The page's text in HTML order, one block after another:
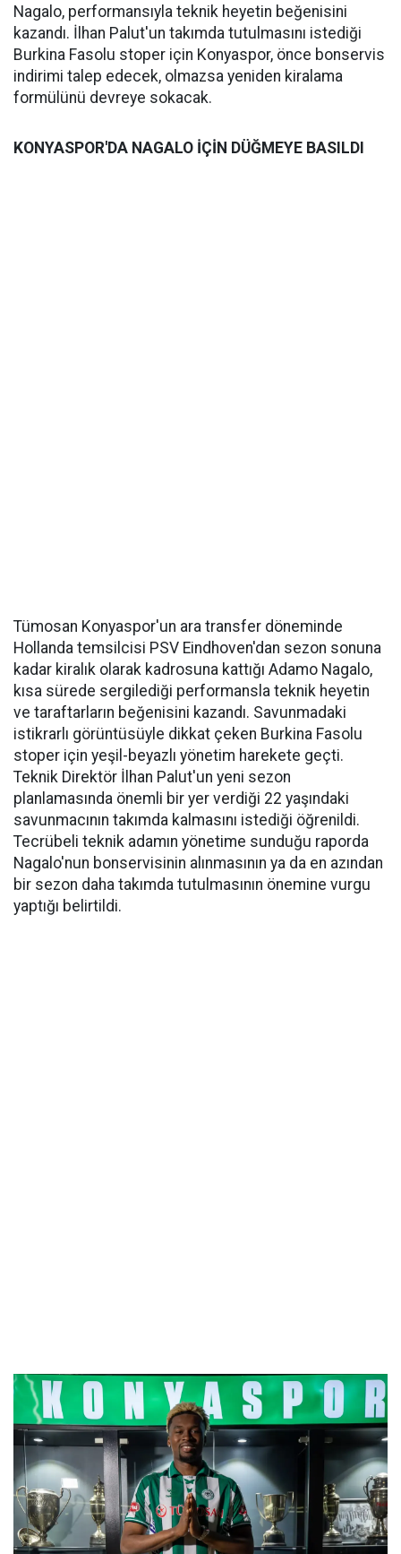
Nagalo, performansıyla teknik heyetin beğenisini
kazandı. İlhan Palut'un takımda tutulmasını istediği
Burkina Fasolu stoper için Konyaspor, önce bonservis
indirimi talep edecek, olmazsa yeniden kiralama
formülünü devreye sokacak.
KONYASPOR'DA NAGALO İÇİN DÜĞMEYE BASILDI
Tümosan Konyaspor'un ara transfer döneminde
Hollanda temsilcisi PSV Eindhoven'dan sezon sonuna
kadar kiralık olarak kadrosuna kattığı Adamo Nagalo,
kısa sürede sergilediği performansla teknik heyetin
ve taraftarların beğenisini kazandı. Savunmadaki
istikrarlı görüntüsüyle dikkat çeken Burkina Fasolu
stoper için yeşil-beyazlı yönetim harekete geçti.
Teknik Direktör İlhan Palut'un yeni sezon
planlamasında önemli bir yer verdiği 22 yaşındaki
savunmacının takımda kalmasını istediği öğrenildi.
Tecrübeli teknik adamın yönetime sunduğu raporda
Nagalo'nun bonservisinin alınmasının ya da en azından
bir sezon daha takımda tutulmasının önemine vurgu
yaptığı belirtildi.